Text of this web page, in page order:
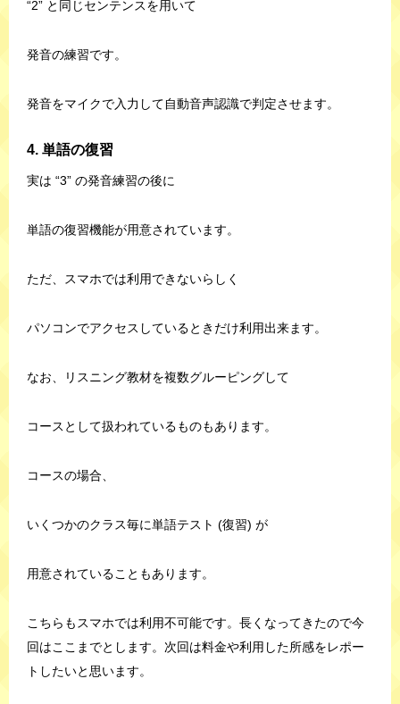
“2” と同じセンテンスを用いて
発音の練習です。
発音をマイクで入力して自動音声認識で判定させます。
4. 単語の復習
実は “3” の発音練習の後に
単語の復習機能が用意されています。
ただ、スマホでは利用できないらしく
パソコンでアクセスしているときだけ利用出来ます。
なお、リスニング教材を複数グルーピングして
コースとして扱われているものもあります。
コースの場合、
いくつかのクラス毎に単語テスト (復習) が
用意されていることもあります。
こちらもスマホでは利用不可能です。長くなってきたので今
回はここまでとします。次回は料金や利用した所感をレポー
トしたいと思います。